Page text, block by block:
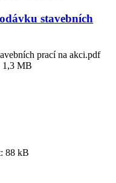
stavebních
prací na akci.pdf
1,3 MB
88 kB